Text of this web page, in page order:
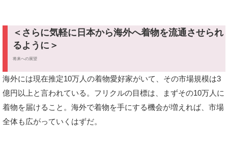
＜さらに気軽に日本から海外へ着物を流通させられ
るように＞
将来への展望
海外には現在推定10万人の着物愛好家がいて、その市場規模は3
億円以上と言われている。フリクルの目標は、まずその10万人に
着物を届けること。海外で着物を手にする機会が増えれば、市場
全体も広がっていくはずだ。